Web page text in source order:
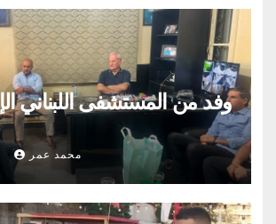
وفد من المستشفى اللبناني
محمد عمر